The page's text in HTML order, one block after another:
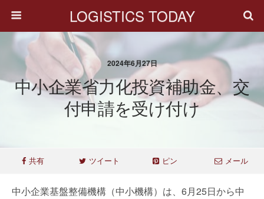
LOGISTICS TODAY
2024年6月27日
中小企業省力化投資補助金、交
付申請を受け付け
共有 ツイート ピン メール
中小企業基盤整備機構（中小機構）は、6月25日から中